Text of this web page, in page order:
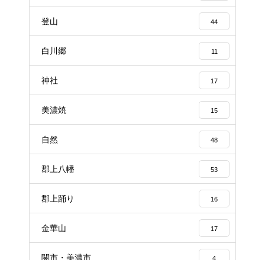
登山 44
白川郷 11
神社 17
美濃焼 15
自然 48
郡上八幡 53
郡上踊り 16
金華山 17
関市・美濃市 4